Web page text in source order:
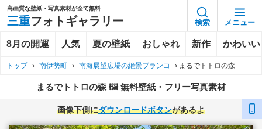
高画質な壁紙・写真素材が全て無料
三重フォトギャラリー 検索 メニュー
8月の開運 人気 夏の壁紙 おしゃれ 新作 かわいい
トップ › 南伊勢町 › 南海展望広場の絶景ブランコ › まるでトトロの森
まるでトトロの森 🖼️ 無料壁紙・フリー写真素材
画像下側にダウンロードボタンがあるよ